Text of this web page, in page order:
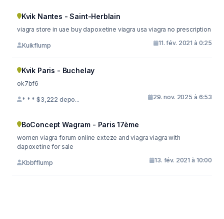
Kvik Nantes - Saint-Herblain
viagra store in uae buy dapoxetine viagra usa viagra no prescription
Kuikflump 11. fév. 2021 à 0:25
Kvik Paris - Buchelay
ok7bf6
* * * $3,222 depo... 29. nov. 2025 à 6:53
BoConcept Wagram - Paris 17ème
women viagra forum online exteze and viagra viagra with
dapoxetine for sale
Kbbfflump 13. fév. 2021 à 10:00